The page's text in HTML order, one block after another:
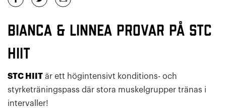
Bianca & Linnea provar på STC
HIIT
STC HIIT är ett högintensivt konditions- och
styrketräningspass där stora muskelgrupper tränas i
intervaller!